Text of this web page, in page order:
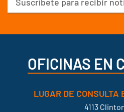
electrónico
OFICINAS EN
LUGAR DE CONSULTA
4113